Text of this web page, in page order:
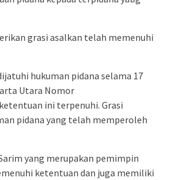
grasi asalkan telah memenuhi
hukuman pidana selama 17
Utara Nomor
ini terpenuhi. Grasi
pidana yang telah memperoleh
yang merupakan pemimpin
ketentuan dan juga memiliki